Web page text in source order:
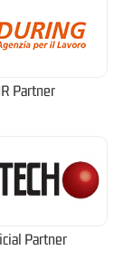
Partner
Partner